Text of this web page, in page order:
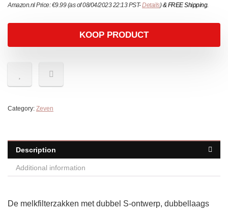
Amazon.nl Price:€9.99(as of 08/04/2023 22:13 PST-Details)&FREE Shipping.
KOOP PRODUCT
Category: Zeven
Description
Additional information
De melkfilterzakken met dubbel S-ontwerp, dubbellaags